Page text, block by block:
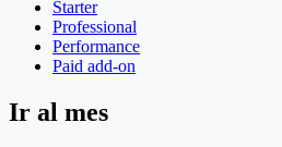
Starter
Professional
Performance
Paid add-on
Ir al mes